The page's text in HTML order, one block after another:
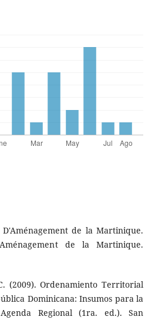
de la Martinique.
de la Martinique.
(2009). Ordenamiento Territorial
Dominicana: Insumos para la
Regional (1ra. ed.). San